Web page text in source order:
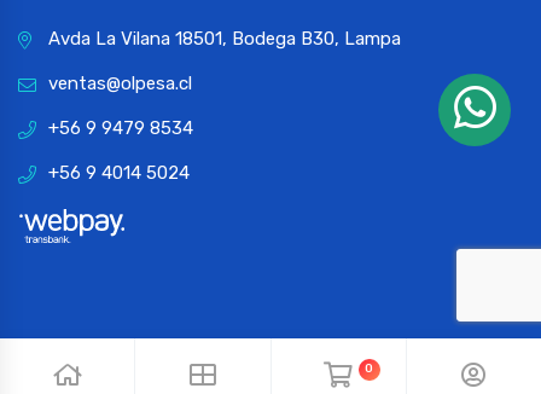
Avda La Vilana 18501, Bodega B30, Lampa
ventas@olpesa.cl
+56 9 9479 8534
+56 9 4014 5024
0